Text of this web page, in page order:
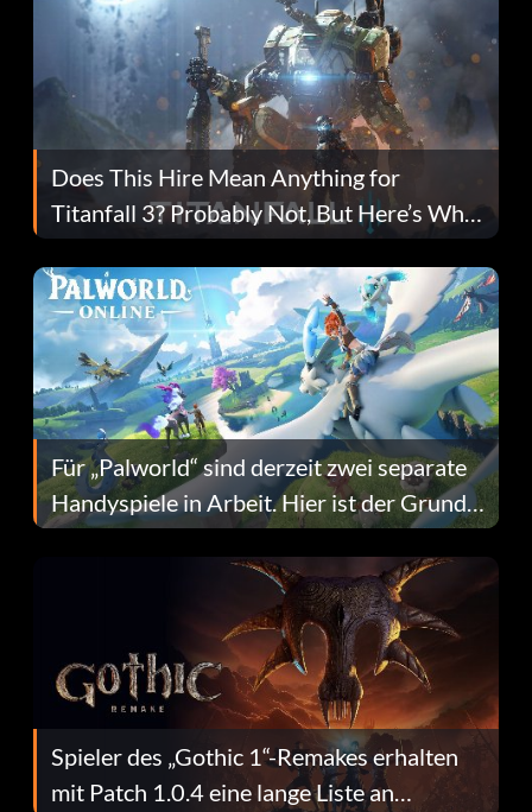
Does This Hire Mean Anything for
Titanfall 3? Probably Not, But Here’s Why
Fans Are Hopeful
Für „Palworld“ sind derzeit zwei separate
Handyspiele in Arbeit. Hier ist der Grund
dafür.
Spieler des „Gothic 1“-Remakes erhalten
mit Patch 1.0.4 eine lange Liste an